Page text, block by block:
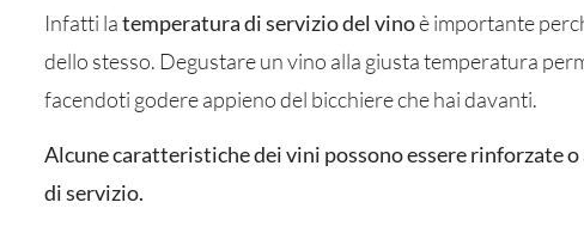
Infatti latemperatura di servizio del vinoè importante
dello stesso. Degustare un vino alla giusta temperatura
facendoti godere appieno del bicchiere che hai davanti.
Alcune caratteristiche dei vini possono essere rinforzate
di servizio.